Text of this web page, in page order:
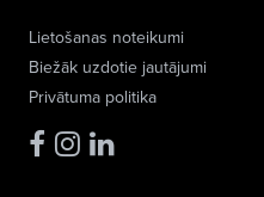
Lietošanas noteikumi
Biežāk uzdotie jautājumi
Privātuma politika